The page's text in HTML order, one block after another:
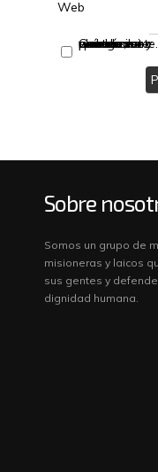
Web
Guarda mi nombre, correo electrónico y web en este navegador para la próxima vez que comente.
Sobre
Somos un grupo de
misioneras y laicos
sus gentes y
dignidad humana.